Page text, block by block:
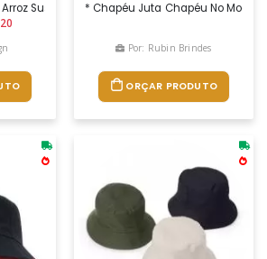
Sustentavel Com Faixa
* Chapéu Juta Chapéu No
Por: Rubin Brindes
ORÇAR PRODUTO